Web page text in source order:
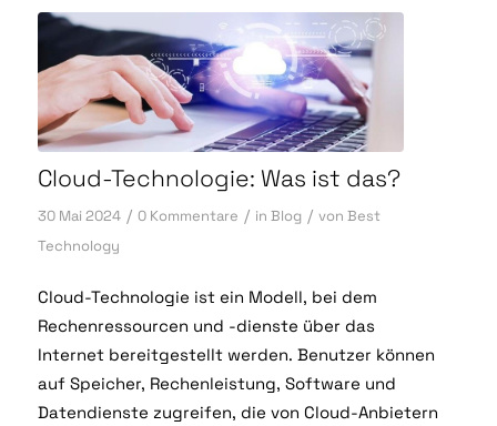
Cloud-Technologie: Was ist das?
30 Mai 2024 / 0 Kommentare / in Blog / von Best
Technology
Cloud-Technologie ist ein Modell, bei dem
Rechenressourcen und -dienste über das
Internet bereitgestellt werden. Benutzer können
auf Speicher, Rechenleistung, Software und
Datendienste zugreifen, die von Cloud-Anbietern